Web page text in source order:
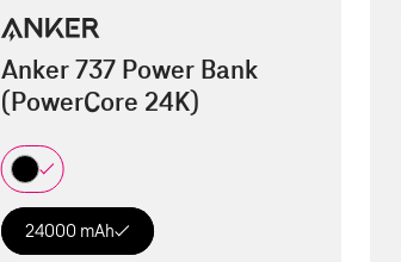
Anker 737 Power Bank
(PowerCore 24K)
24000 mAh